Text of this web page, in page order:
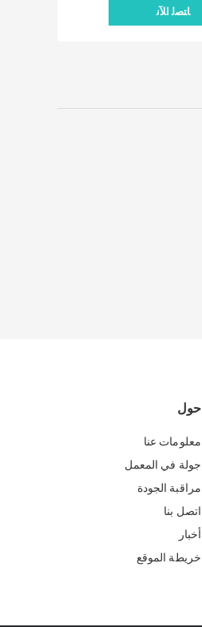
ﺎﺘﺼﻟ ﺍﻶﻧ
حول
معلومات عنا
جولة في المعمل
مراقبة الجودة
اتصل بنا
أخبار
خريطة الموقع